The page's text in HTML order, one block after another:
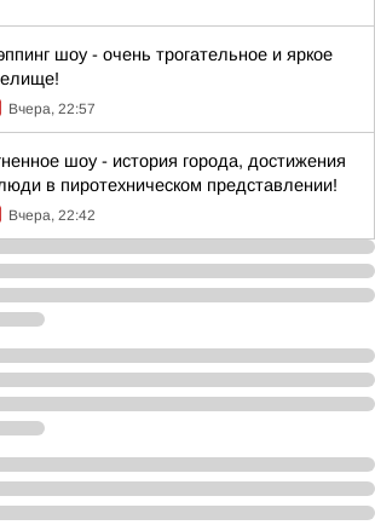
шоу - очень трогательное и яркое
Вчера, 22:57
шоу - история города, достижения
в пиротехническом представлении!
Вчера, 22:42